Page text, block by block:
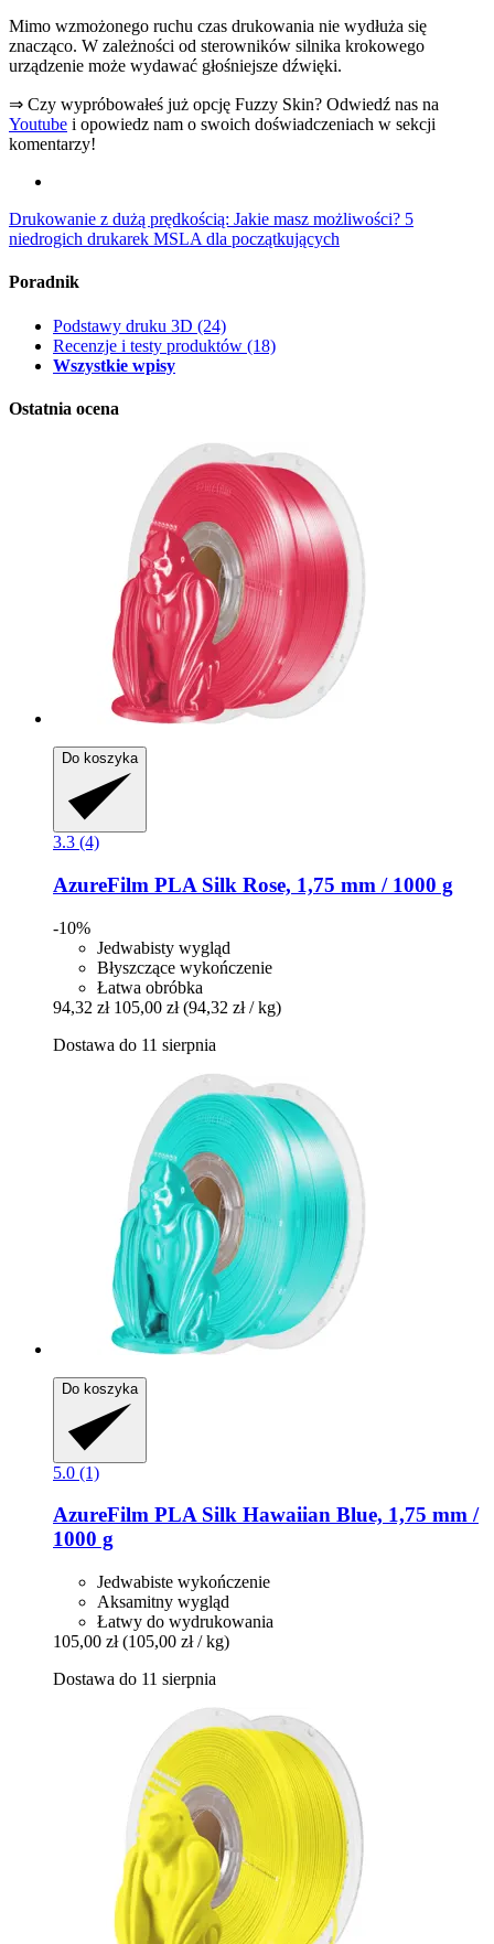
Mimo wzmożonego ruchu czas drukowania nie wydłuża się
znacząco. W zależności od sterowników silnika krokowego
urządzenie może wydawać głośniejsze dźwięki.
⇒ Czy wypróbowałeś już opcję Fuzzy Skin? Odwiedź nas na
Youtube i opowiedz nam o swoich doświadczeniach w sekcji
komentarzy!
Drukowanie z dużą prędkością: Jakie masz możliwości? 5
niedrogich drukarek MSLA dla początkujących
Poradnik
Podstawy druku 3D (24)
Recenzje i testy produktów (18)
Wszystkie wpisy
Ostatnia ocena
Do koszyka
3.3 (4)
AzureFilm PLA Silk Rose, 1,75 mm / 1000 g
-10%
Jedwabisty wygląd
Błyszczące wykończenie
Łatwa obróbka
94,32 zł 105,00 zł (94,32 zł / kg)
Dostawa do 11 sierpnia
Do koszyka
5.0 (1)
AzureFilm PLA Silk Hawaiian Blue, 1,75 mm /
1000 g
Jedwabiste wykończenie
Aksamitny wygląd
Łatwy do wydrukowania
105,00 zł (105,00 zł / kg)
Dostawa do 11 sierpnia